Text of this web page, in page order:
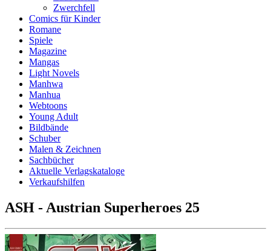
Zwerchfell
Comics für Kinder
Romane
Spiele
Magazine
Mangas
Light Novels
Manhwa
Manhua
Webtoons
Young Adult
Bildbände
Schuber
Malen & Zeichnen
Sachbücher
Aktuelle Verlagskataloge
Verkaufshilfen
ASH - Austrian Superheroes 25